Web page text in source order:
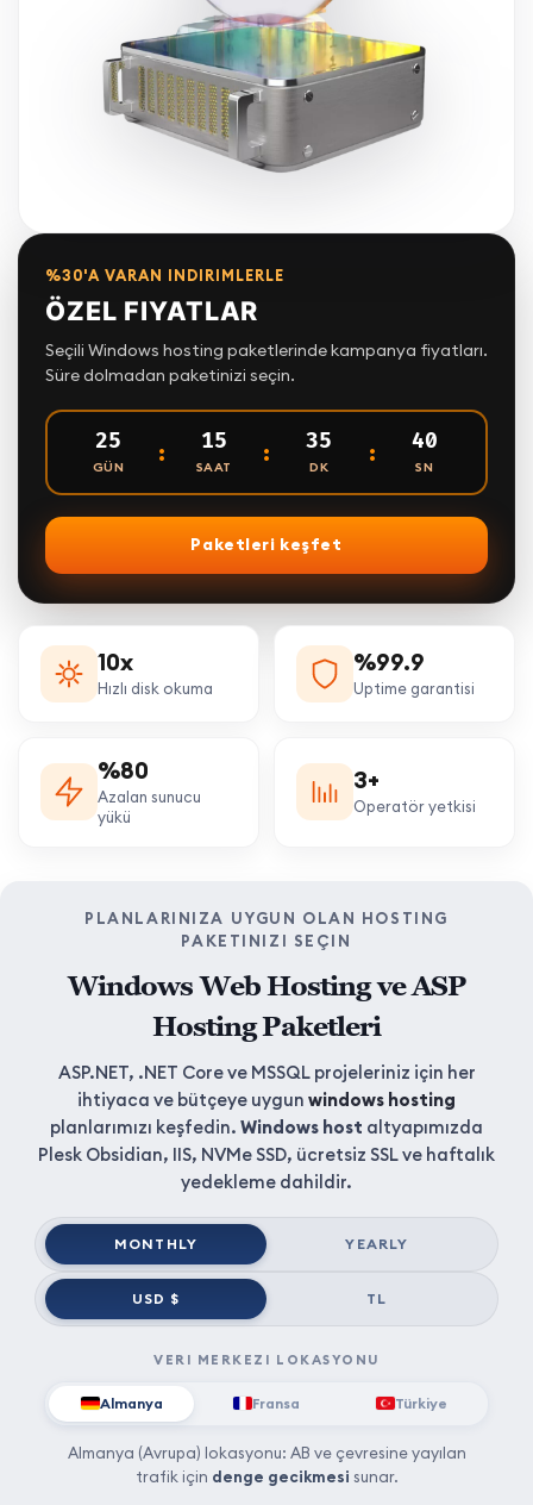
%30'A VARAN INDIRIMLERLE
ÖZEL FIYATLAR
Seçili Windows hosting paketlerinde kampanya fiyatları.
Süre dolmadan paketinizi seçin.
25
GÜN
: 15
SAAT
: 35
DK
: 39
SN
Paketleri keşfet
10x
Hızlı disk okuma
%99.9
Uptime garantisi
%80
Azalan sunucu
yükü
3+
Operatör yetkisi
PLANLARINIZA UYGUN OLAN HOSTING
PAKETINIZI SEÇIN
Windows Web Hosting ve ASP
Hosting Paketleri
ASP.NET, .NET Core ve MSSQL projeleriniz için her
ihtiyaca ve bütçeye uygun windows hosting
planlarımızı keşfedin. Windows host altyapımızda
Plesk Obsidian, IIS, NVMe SSD, ücretsiz SSL ve haftalık
yedekleme dahildir.
MONTHLY YEARLY
USD $ TL
VERI MERKEZI LOKASYONU
Almanya Fransa Türkiye
Almanya (Avrupa) lokasyonu: AB ve çevresine yayılan
trafik için denge gecikmesi sunar.